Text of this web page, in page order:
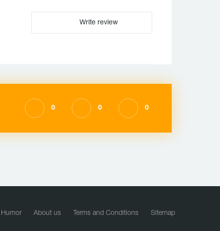
Write review
0 0 0
Humor About us Terms and Conditions Sitemap